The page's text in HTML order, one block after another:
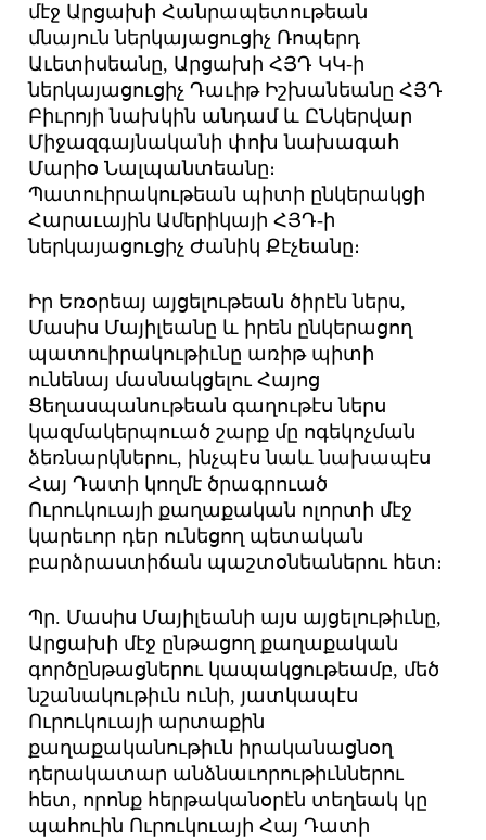
մէջ Արցախի Հանրապետութեան
մնայուն ներկայացուցիչ Ռոպերդ
Աւետիսեանը, Արցախի ՀՅԴ ԿԿ-ի
ներկայացուցիչ Դաւիթ Իշխանեանը ՀՅԴ
Բիւրոյի նախկին անդամ և ԸՆկերվար
Միջազգայնականի փոխ նախագահ
Մարիօ Նալպանտեանը։
Պատուիրակութեան պիտի ընկերակցի
Հարաւային Ամերիկայի ՀՅԴ-ի
ներկայացուցիչ Ժանիկ Քէչեանը։
Իր Եռօրեայ այցելութեան ծիրէն ներս,
Մասիս Մայիլեանը և իրեն ընկերացող
պատուիրակութիւնը առիթ պիտի
ունենայ մասնակցելու Հայոց
Ցեղասպանութեան գաղութէս ներս
կազմակերպուած շարք մը ոգեկոչման
ձեռնարկներու, ինչպէս նաև նախապէս
Հայ Դատի կողմէ ծրագրուած
Ուրուկուայի քաղաքական ոլորտի մէջ
կարեւոր դեր ունեցող պետական
բարձրաստիճան պաշտօնեաներու հետ։
Պր. Մասիս Մայիլեանի այս այցելութիւնը,
Արցախի մէջ ընթացող քաղաքական
գործընթացներու կապակցութեամբ, մեծ
նշանակութիւն ունի, յատկապէս
Ուրուկուայի արտաքին
քաղաքականութիւն իրականացնօղ
դերակատար անձնաւորութիւններու
հետ, որոնք հերթականօրէն տեղեակ կը
պահուին Ուրուկուայի Հայ Դատի